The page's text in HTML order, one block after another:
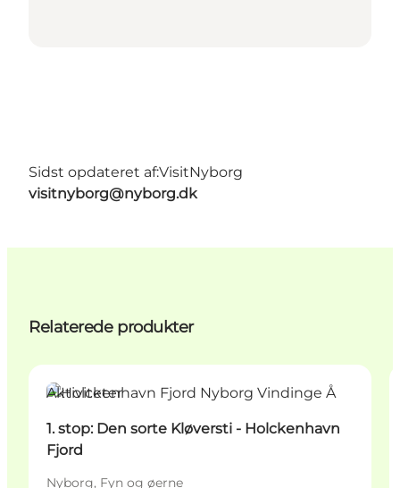
Sidst opdateret af:VisitNyborg
visitnyborg@nyborg.dk
Relaterede produkter
Aktiviteter
1. stop: Den sorte Kløversti - Holckenhavn
Fjord
Nyborg, Fyn og øerne